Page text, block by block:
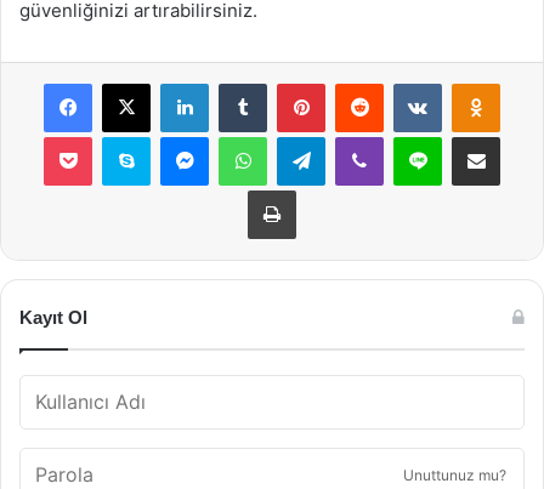
güvenliğinizi artırabilirsiniz.
Facebook
X LinkedInTumblr PinterestReddit VKontakte
Pocket Skype MessengerWhatsAppTelegramViber Line E-Posta ile
Yazdır
Kayıt Ol
Unuttunuz mu?